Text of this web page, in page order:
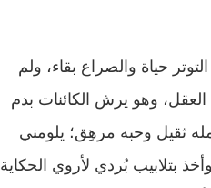
حياة والصراع بقاء، ولم
وهو يرش الكائنات بدم
ثقيل وحبه مرهِق؛ يلومني
بتلابيب بُردي لأروي الحكاية